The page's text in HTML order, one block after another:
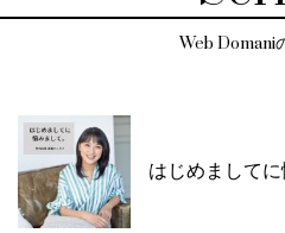
Web Domani
はじめましてに